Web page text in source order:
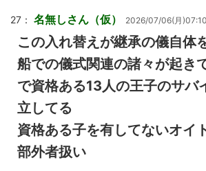
27： 名無しさん（仮） 2026/07/06(月
この入れ替えが継承の儀自体
船での儀式関連の諸々が起き
で資格ある13人の王子のサバ
立してる
資格ある子を有してないオイ
部外者扱い